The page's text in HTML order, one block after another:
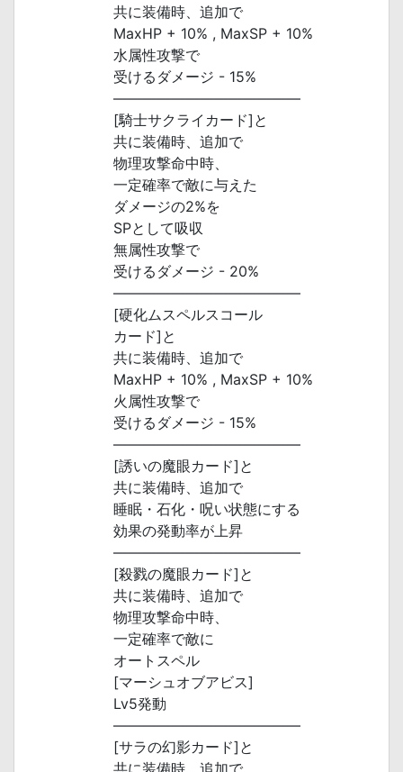
共に装備時、追加で
MaxHP + 10% , MaxSP + 10%
水属性攻撃で
受けるダメージ - 15%
―――――――――――――
[騎士サクライカード]と
共に装備時、追加で
物理攻撃命中時、
一定確率で敵に与えた
ダメージの2%を
SPとして吸収
無属性攻撃で
受けるダメージ - 20%
―――――――――――――
[硬化ムスペルスコール
カード]と
共に装備時、追加で
MaxHP + 10% , MaxSP + 10%
火属性攻撃で
受けるダメージ - 15%
―――――――――――――
[誘いの魔眼カード]と
共に装備時、追加で
睡眠・石化・呪い状態にする
効果の発動率が上昇
―――――――――――――
[殺戮の魔眼カード]と
共に装備時、追加で
物理攻撃命中時、
一定確率で敵に
オートスペル
[マーシュオブアビス]
Lv5発動
―――――――――――――
[サラの幻影カード]と
共に装備時、追加で